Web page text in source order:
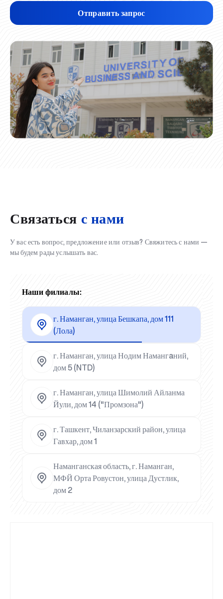
Отправить запрос
Связаться с нами
У вас есть вопрос, предложение или отзыв? Свяжитесь с нами —
мы будем рады услышать вас.
Наши филиалы:
г. Наманган, улица Бешкапа, дом 111
(Лола)
г. Наманган, улица Нодим Намангaний,
дом 5 (NTD)
г. Наманган, улица Шимолий Айланма
Йули, дом 14 ("Промзона")
г. Ташкент, Чиланзарский район, улица
Гавхар, дом 1
Наманганская область, г. Наманган,
МФЙ Орта Ровустон, улица Дустлик,
дом 2